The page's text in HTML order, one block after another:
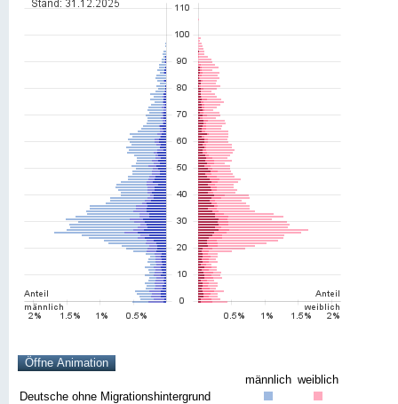
männlich weiblich
Deutsche ohne Migrationshintergrund